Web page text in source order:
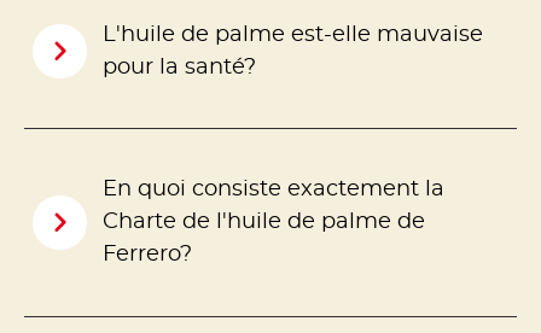
L'huile de palme est-elle mauvaise
pour la santé?
En quoi consiste exactement la
Charte de l'huile de palme de
Ferrero?